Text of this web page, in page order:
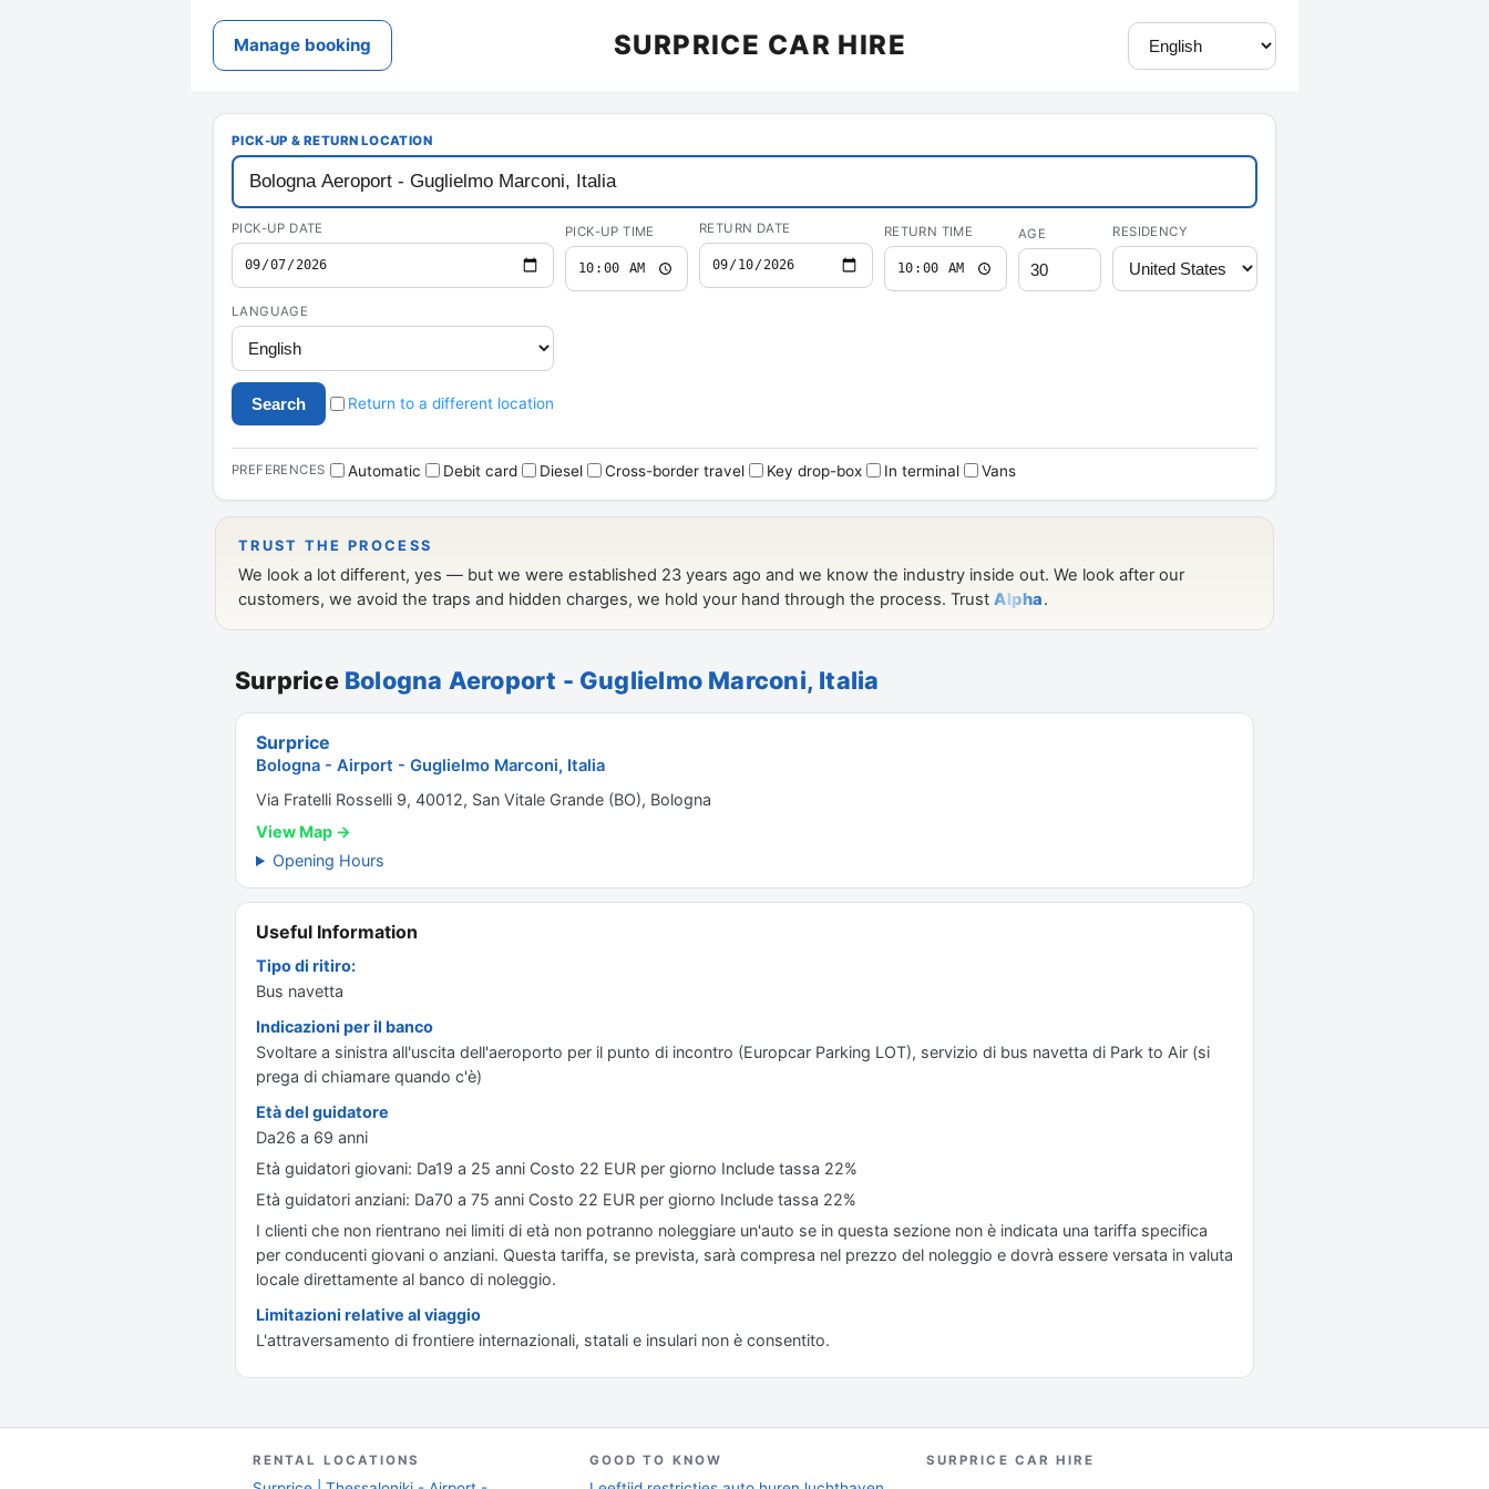
Surprice Bologna Aeroport - Guglielmo Marconi, Italia
Surprice
Bologna - Airport - Guglielmo Marconi, Italia
Via Fratelli Rosselli 9, 40012, San Vitale Grande (BO), Bologna
View Map →
Opening Hours
Useful Information
Tipo di ritiro:
Bus navetta
Indicazioni per il banco
Svoltare a sinistra all'uscita dell'aeroporto per il punto di incontro (Europcar Parking LOT), servizio di bus navetta di Park to Air (si
prega di chiamare quando c'è)
Età del guidatore
Da26 a 69 anni
Età guidatori giovani: Da19 a 25 anni Costo 22 EUR per giorno Include tassa 22%
Età guidatori anziani: Da70 a 75 anni Costo 22 EUR per giorno Include tassa 22%
I clienti che non rientrano nei limiti di età non potranno noleggiare un'auto se in questa sezione non è indicata una tariffa specifica
per conducenti giovani o anziani. Questa tariffa, se prevista, sarà compresa nel prezzo del noleggio e dovrà essere versata in valuta
locale direttamente al banco di noleggio.
Limitazioni relative al viaggio
L'attraversamento di frontiere internazionali, statali e insulari non è consentito.
RENTAL LOCATIONS GOOD TO KNOW SURPRICE CAR HIRE